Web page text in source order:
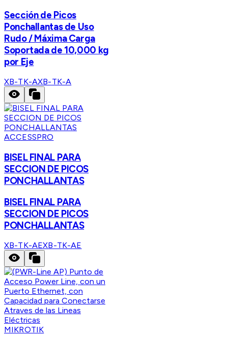
Sección de Picos
Ponchallantas de Uso
Rudo / Máxima Carga
Soportada de 10,000 kg
por Eje
XB-TK-AXB-TK-A
ACCESSPRO
BISEL FINAL PARA
SECCION DE PICOS
PONCHALLANTAS
BISEL FINAL PARA
SECCION DE PICOS
PONCHALLANTAS
XB-TK-AEXB-TK-AE
MIKROTIK